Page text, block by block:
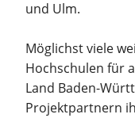
und Ulm.
Möglichst viele
Hochschulen für
Land Baden-
Projektpartnern